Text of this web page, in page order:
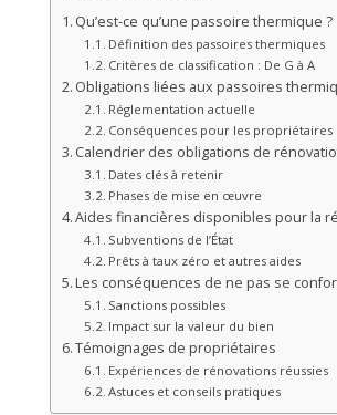
Qu’est-ce qu’une passoire thermique ?
Définition des passoires thermiques
Critères de classification : De G à A
Obligations liées aux passoires
Réglementation actuelle
Conséquences pour les propriétaires
Calendrier des obligations de
Dates clés à retenir
Phases de mise en œuvre
Aides financières disponibles pour la
Subventions de l’État
Prêts à taux zéro et autres aides
Les conséquences de ne pas se
Sanctions possibles
Impact sur la valeur du bien
Témoignages de propriétaires
Expériences de rénovations réussies
Astuces et conseils pratiques